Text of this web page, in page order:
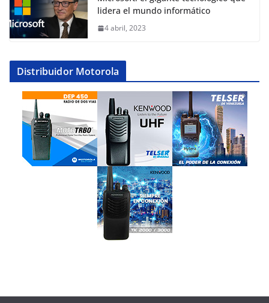
lidera el mundo informático
4 abril, 2023
Distribuidor Motorola